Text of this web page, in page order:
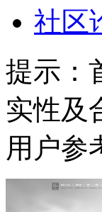
社区
提示：
实性及
用户参